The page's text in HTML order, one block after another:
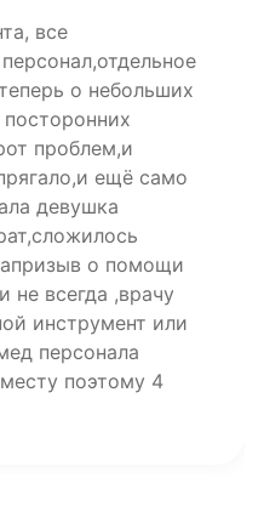
все
о небольших
проблем,и
ещё само
девушка
о помощи
не всегда ,врачу
инструмент или
персонала
поэтому 4